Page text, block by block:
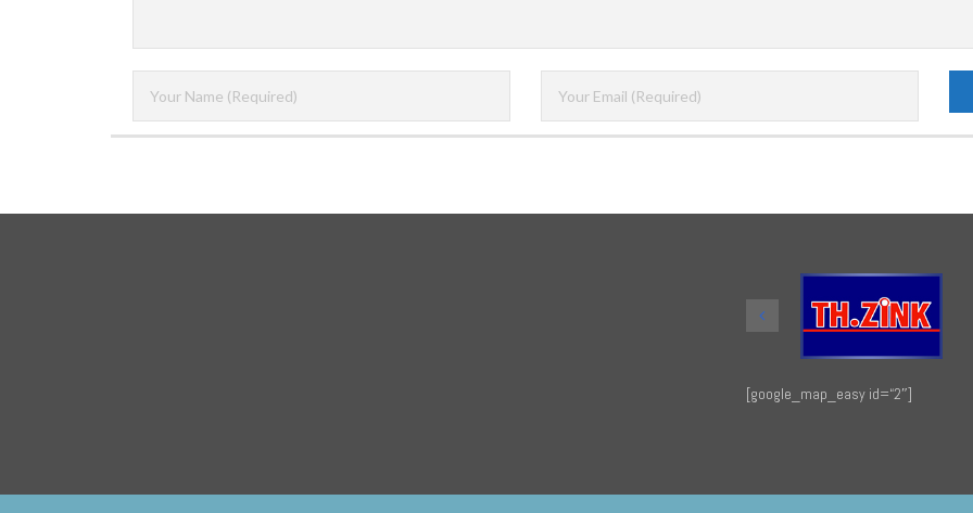
[google_map_easy id=“2″]